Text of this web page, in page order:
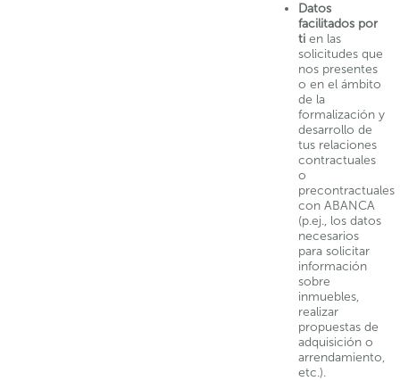
Datos
facilitados por
ti en las
solicitudes que
nos presentes
o en el ámbito
de la
formalización y
desarrollo de
tus relaciones
contractuales
o
precontractuales
con ABANCA
(p.ej., los datos
necesarios
para solicitar
información
sobre
inmuebles,
realizar
propuestas de
adquisición o
arrendamiento,
etc.).